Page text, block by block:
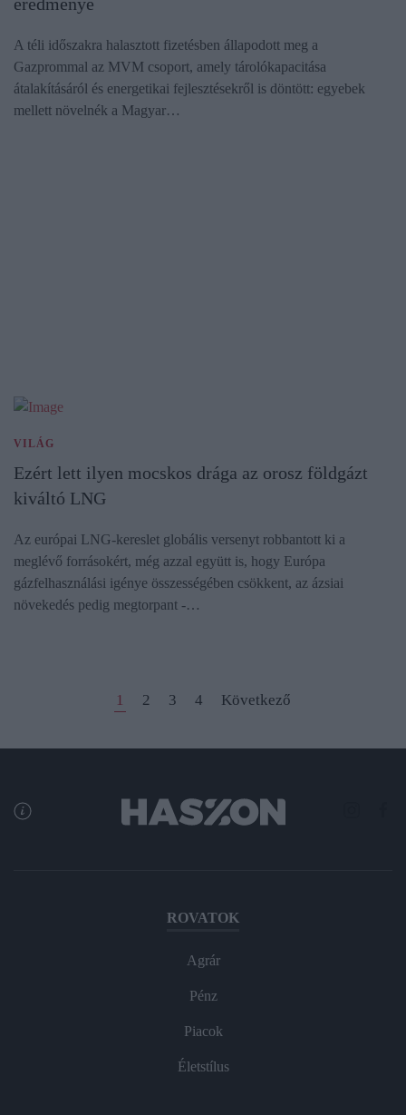
A téli időszakra halasztott fizetésben állapodott meg a
Gazprommal az MVM csoport, amely tárolókapacitása
átalakításáról és energetikai fejlesztésekről is döntött: egyebek
mellett növelnék a Magyar…
VILÁG
Ezért lett ilyen mocskos drága az orosz földgázt
kiváltó LNG
Az európai LNG-kereslet globális versenyt robbantott ki a
meglévő forrásokért, még azzal együtt is, hogy Európa
gázfelhasználási igénye összességében csökkent, az ázsiai
növekedés pedig megtorpant -…
1 2 3 4 Következő
ROVATOK
Agrár
Pénz
Piacok
Életstílus